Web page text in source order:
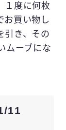
１度に何枚
お買い物し
引き、その
ムーブにな
11